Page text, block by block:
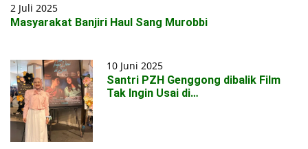
2 Juli 2025
Masyarakat Banjiri Haul Sang Murobbi
10 Juni 2025
Santri PZH Genggong dibalik Film
Tak Ingin Usai di…